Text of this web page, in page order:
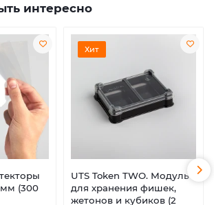
интересно
мм (300
Хит
UTS Token TWO. Модуль
для хранения фишек,
жетонов и кубиков (2